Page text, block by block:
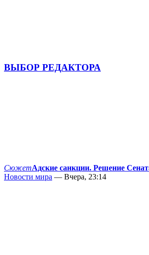
ВЫБОР РЕДАКТОРА
СюжетАдские санкции. Решение
Новости мира — Вчера, 23:14